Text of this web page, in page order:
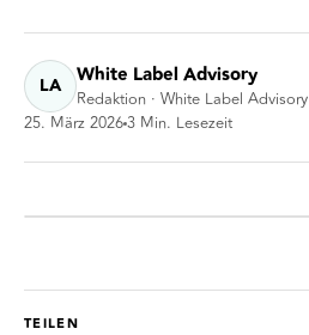
LA White Label Advisory
Redaktion · White Label Advisory
25. März 20263 Min. Lesezeit
TEILEN